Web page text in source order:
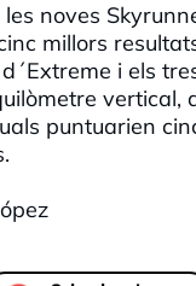
noves
millors
i els
vertical,
puntuarien